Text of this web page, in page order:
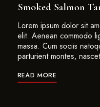
Smoked Salmon
Lorem ipsum dolor sit
elit. Aenean commodo
massa. Cum sociis
parturient montes,
READ MORE